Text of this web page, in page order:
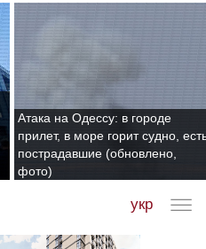
Атака на Одессу: в городе
прилет, в море горит судно,
пострадавшие (обновлено,
фото)
укр